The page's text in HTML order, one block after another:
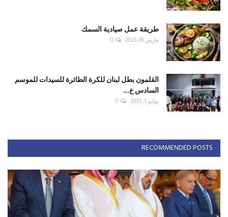
طريقة عمل صيادية السمك
مارس 19, 2025 0
القلمون بطل لبنان للكرة الطائرة للسيدات للموسم
السادس ع...
يوليو 3, 2025 0
RECOMMENDED POSTS